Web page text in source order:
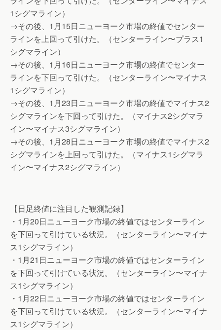
1シグマライン）
→その後、1月15日ニューヨーク市場の終値でセンター
ラインを上回って引けた。（センターライン〜プラス1
シグマライン）
→その後、1月16日ニューヨーク市場の終値でセンター
ラインを下回って引けた。（センターライン〜マイナス
1シグマライン）
→その後、1月23日ニューヨーク市場の終値でマイナス2
シグマラインを下回って引けた。（マイナス2シグマラ
イン〜マイナス3シグマライン）
→その後、1月28日ニューヨーク市場の終値でマイナス2
シグマラインを上回って引けた。（マイナス1シグマラ
イン〜マイナス2シグマライン）
【日足終値に注目した観測記録】
・1月20日ニューヨーク市場の終値ではセンターライン
を下回って引けている状況。（センターライン〜マイナ
ス1シグマライン）
・1月21日ニューヨーク市場の終値ではセンターライン
を下回って引けている状況。（センターライン〜マイナ
ス1シグマライン）
・1月22日ニューヨーク市場の終値ではセンターライン
を下回って引けている状況。（センターライン〜マイナ
ス1シグマライン）